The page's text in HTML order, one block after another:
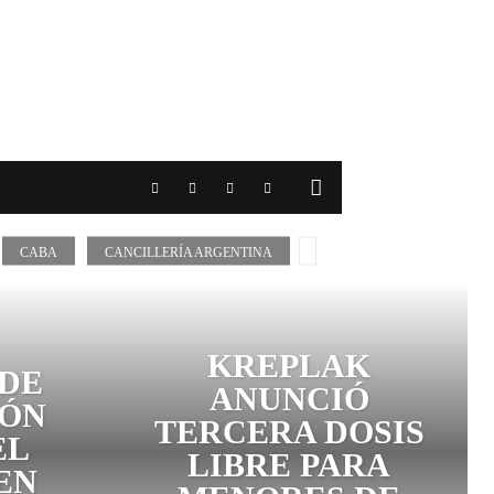
CABA CANCILLERÍA ARGENTINA
KREPLAK
ANUNCIÓ
TERCERA DOSIS
LIBRE PARA